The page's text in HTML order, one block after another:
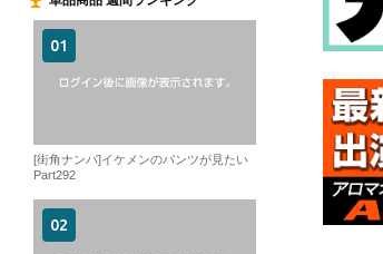
[街角ナンパ]イケメンのパンツが見たい
Part292